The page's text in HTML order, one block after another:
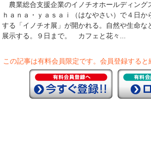
農業総合支援企業のイノチオホールディング
ｈａｎａ・ｙａｓａｉ（はなやさい）で４日
する「イノチオ展」が開かれる。自然や生命な
展示する。９日まで。 カフェと花々...
この記事は有料会員限定です。 会員登録すると